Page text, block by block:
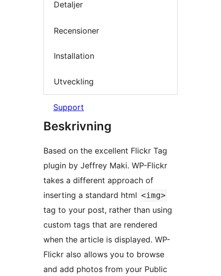
Detaljer
Recensioner
Installation
Utveckling
Support
Beskrivning
Based on the excellent Flickr Tag
plugin by Jeffrey Maki. WP-Flickr
takes a different approach of
inserting a standard html <img>
tag to your post, rather than using
custom tags that are rendered
when the article is displayed. WP-
Flickr also allows you to browse
and add photos from your Public